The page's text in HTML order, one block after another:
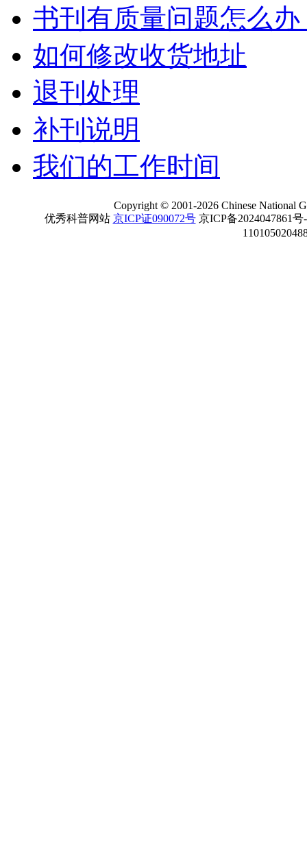
书刊有质量问题怎么办
如何修改收货地址
退刊处理
补刊说明
我们的工作时间
Copyright ©2001-2026 Chinese National
优秀科普网站 京ICP证090072号京ICP备2024047861